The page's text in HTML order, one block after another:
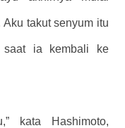
takut senyum itu
ia kembali ke
kata Hashimoto,